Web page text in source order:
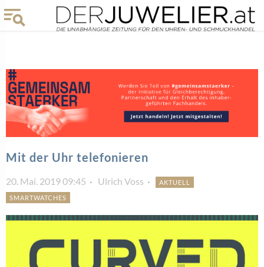
Mit der Uhr telefonieren
20. Mai. 2019 09:45 Ulrich Voss
AKTUELL
SMARTWATCHES